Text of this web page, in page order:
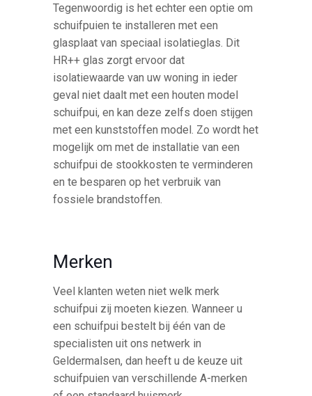
Tegenwoordig is het echter een optie om
schuifpuien te installeren met een
glasplaat van speciaal isolatieglas. Dit
HR++ glas zorgt ervoor dat
isolatiewaarde van uw woning in ieder
geval niet daalt met een houten model
schuifpui, en kan deze zelfs doen stijgen
met een kunststoffen model. Zo wordt het
mogelijk om met de installatie van een
schuifpui de stookkosten te verminderen
en te besparen op het verbruik van
fossiele brandstoffen.
Merken
Veel klanten weten niet welk merk
schuifpui zij moeten kiezen. Wanneer u
een schuifpui bestelt bij één van de
specialisten uit ons netwerk in
Geldermalsen, dan heeft u de keuze uit
schuifpuien van verschillende A-merken